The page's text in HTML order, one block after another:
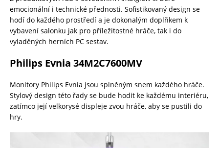
emocionální i technické přednosti. Sofistikovaný design se
hodí do každého prostředí a je dokonalým doplňkem k
vybavení salonku jak pro příležitostné hráče, tak i do
vyladěných herních PC sestav.
Philips Evnia 34M2C7600MV
Monitory Philips Evnia jsou splněným snem každého hráče.
Stylový design této řady se bude hodit ke každému interiéru,
zatímco její velkorysé displeje zvou hráče, aby se pustili do
hry.